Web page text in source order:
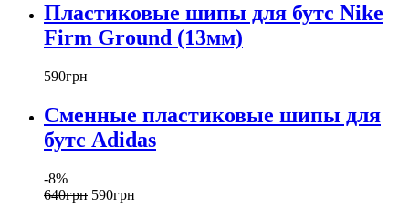
Пластиковые шипы для бутс Nike
Firm Ground (13мм)
590грн
Сменные пластиковые шипы для
бутс Adidas
-8%
640грн 590грн